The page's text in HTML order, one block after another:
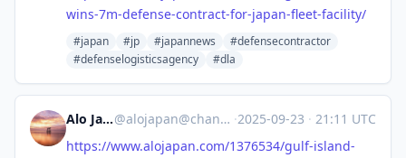
wins-7m-defense-contract-for-japan-fleet-facility/
#japan #jp #japannews
#defensecontractor
#defenselogisticsagency
#dla
Alo Japan@alojapan@channels.im ·2025-09-23 · 21:11 UTC
https://www.alojapan.com/1376534/gulf-island-